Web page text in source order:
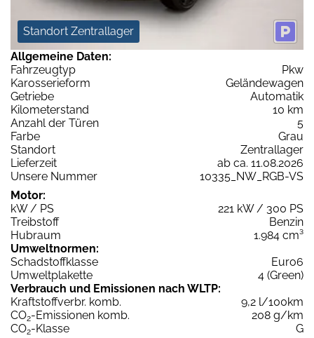
Standort Zentrallager
Allgemeine Daten:
Fahrzeugtyp
Pkw
Karosserieform
Geländewagen
Getriebe
Automatik
Kilometerstand
10 km
Anzahl der Türen
5
Farbe
Grau
Standort
Zentrallager
Lieferzeit
ab ca. 11.08.2026
Unsere Nummer
10335_NW_RGB-VS
Motor:
kW / PS
221 kW / 300 PS
Treibstoff
Benzin
Hubraum
1.984 cm³
Umweltnormen:
Schadstoffklasse
Euro6
Umweltplakette
4 (Green)
Verbrauch und Emissionen nach WLTP:
Kraftstoffverbr. komb.
9,2 l/100km
CO2-Emissionen komb.
208 g/km
CO2-Klasse
G